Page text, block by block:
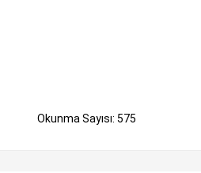
Okunma Sayısı: 575